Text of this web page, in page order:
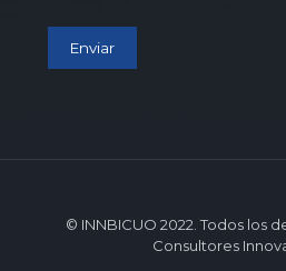
© INNBICUO 2022. Todos los
Consultores